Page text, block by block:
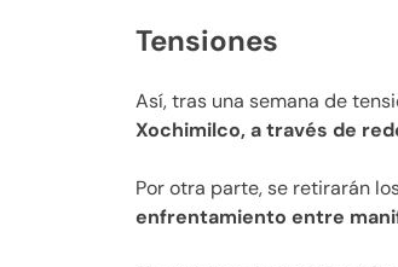
Tensiones
Así, tras una semana de
Xochimilco, a través de
Por otra parte, se retirarán
enfrentamiento entre